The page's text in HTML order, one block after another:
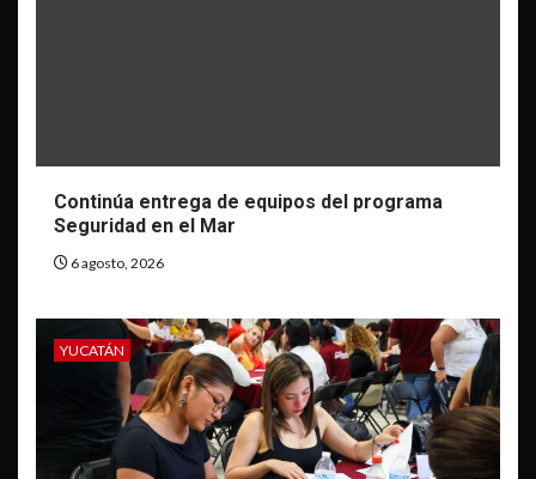
Continúa entrega de equipos del programa
Seguridad en el Mar
6 agosto, 2026
YUCATÁN